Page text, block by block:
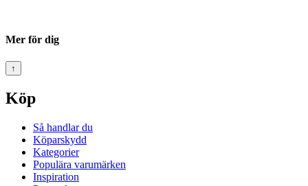
Mer för dig
↑
Köp
Så handlar du
Köparskydd
Kategorier
Populära varumärken
Inspiration